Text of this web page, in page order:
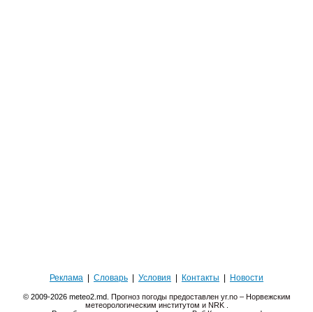
Реклама Словарь Условия Контакты Новости
© 2009-2026 meteo2.md. Прогноз погоды предоставлен yr.no – Норвежским
метеорологическим институтом и NRK